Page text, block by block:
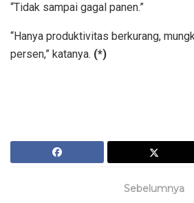
“Tidak sampai gagal panen.”
“Hanya produktivitas berkurang,
persen,” katanya. (*)
Sebelumnya